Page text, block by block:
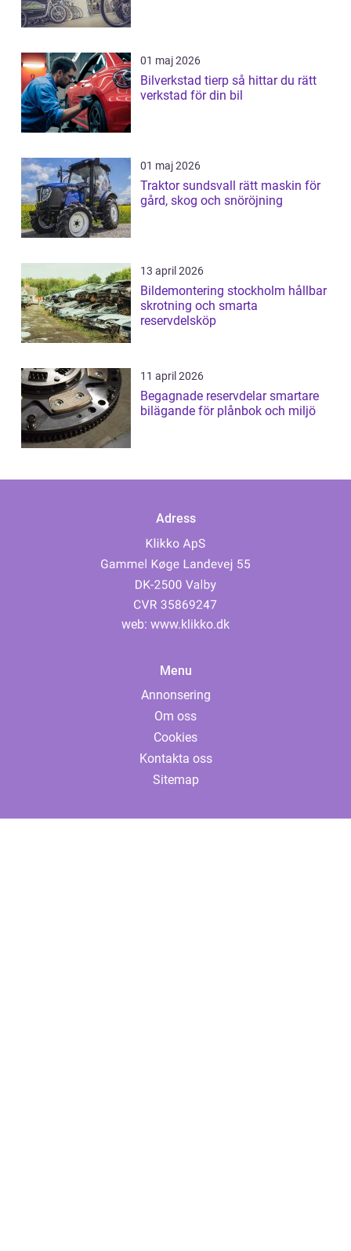
01 maj 2026
Bilverkstad tierp så hittar du rätt
verkstad för din bil
01 maj 2026
Traktor sundsvall rätt maskin för
gård, skog och snöröjning
13 april 2026
Bildemontering stockholm hållbar
skrotning och smarta
reservdelsköp
11 april 2026
Begagnade reservdelar smartare
bilägande för plånbok och miljö
Adress
web: www.klikko.dk
Menu
Annonsering
Om oss
Cookies
Kontakta oss
Sitemap